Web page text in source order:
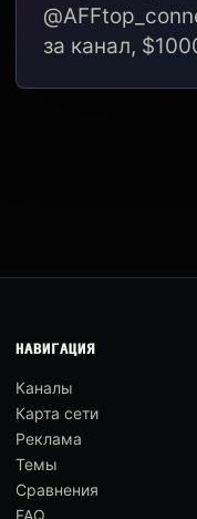
за канал,
НАВИГАЦИЯ
Каналы
Карта сети
Реклама
Темы
Сравнения
FAQ